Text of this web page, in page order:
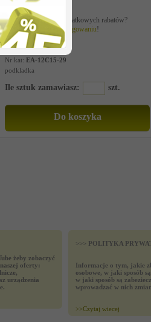
Chcesz korzystać z dodatkowych rabatów?
Najlepszeceny pozalogowaniu!
Nr kat: EA-12C15-29
podkladka
Ile sztuk zamawiasz: szt.
żeby zobaczyć
oferty:
urządzenia
>>> POLITYKA
Informacje o tym, jakie
osobowe, w jaki sposób
w jaki sposób są
wprowadzać w nich
>>Czytaj wiecej